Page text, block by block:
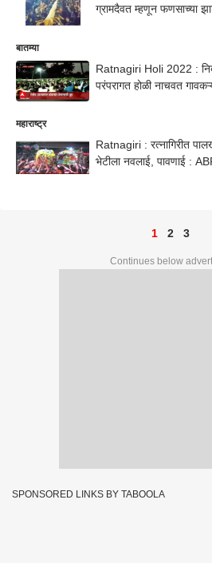
ग्रामदैवत म्हणून फणसाच्या
बातम्या
Ratnagiri Holi 2022 :
परंपरागत होळी नाचवत
महाराष्ट्र
Ratnagiri : रत्नागिरीत पालखी भेटीचा सोहळा, भैरीदेवीच्या
भेटीला नवलाई, पावणाई :
1 2 3
Continues below
SPONSORED LINKS BY TABOOLA